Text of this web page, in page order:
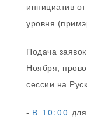
иннициатив
уровня
Подача
Ноября,
сессии на
- В 10:00